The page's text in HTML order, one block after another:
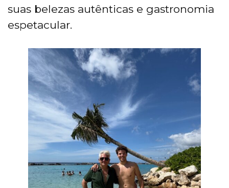
suas belezas autênticas e gastronomia
espetacular.